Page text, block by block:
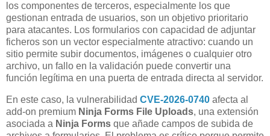
los componentes de terceros, especialmente los que
gestionan entrada de usuarios, son un objetivo prioritario
para atacantes. Los formularios con capacidad de adjuntar
ficheros son un vector especialmente atractivo: cuando un
sitio permite subir documentos, imágenes o cualquier otro
archivo, un fallo en la validación puede convertir una
función legítima en una puerta de entrada directa al servidor.
En este caso, la vulnerabilidad CVE-2026-0740 afecta al
add-on premium Ninja Forms File Uploads, una extensión
asociada a Ninja Forms que añade campos de subida de